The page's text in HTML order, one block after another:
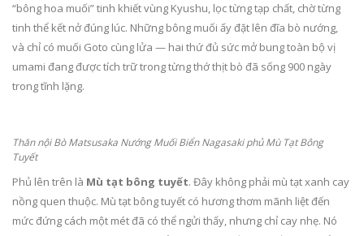
“bông hoa muối” tinh khiết vùng Kyushu, lọc từng tạp chất, chờ từng
tinh thể kết nở đúng lúc. Những bông muối ấy đặt lên đĩa bò nướng,
và chỉ có muối Goto cùng lửa — hai thứ đủ sức mở bung toàn bộ vị
umami đang được tích trữ trong từng thớ thịt bò đã sống 900 ngày
trong tĩnh lặng.
Thăn nội Bò Matsusaka Nướng Muối Biển Nagasaki phủ Mù Tạt Bông
Tuyết
Phủ lên trên là Mù tạt bông tuyết. Đây không phải mù tạt xanh cay
nồng quen thuộc. Mù tạt bông tuyết có hương thơm mãnh liệt đến
mức đứng cách một mét đã có thể ngửi thấy, nhưng chỉ cay nhẹ. Nó